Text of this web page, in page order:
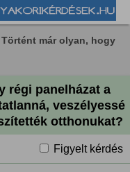
Történt már olyan, hogy
régi panelházat a
veszélyessé
otthonukat?
Figyelt kérdés